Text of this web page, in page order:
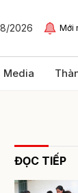
2026 Mới
Media
ĐỌC TIẾP